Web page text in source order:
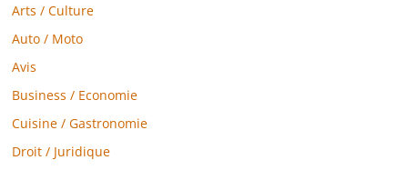
Arts / Culture
Auto / Moto
Avis
Business / Economie
Cuisine / Gastronomie
Droit / Juridique